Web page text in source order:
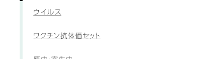
ウイルス
ワクチン抗体価セット